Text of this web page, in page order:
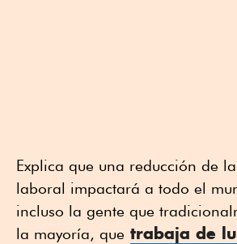
Explica que una reducción de
laboral impactará a todo el
incluso la gente que
la mayoría, que trabaja de